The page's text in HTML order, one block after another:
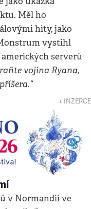
Měl ho
hity, jako
vystihl
serverů
vojína Ryana,
↓ INZERCE
v Normandii ve